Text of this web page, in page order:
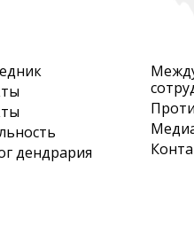
дендрария